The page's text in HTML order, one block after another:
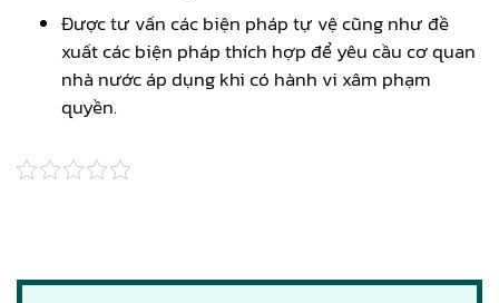
Được tư vấn các biện pháp tự vệ cũng như đề
xuất các biện pháp thích hợp để yêu cầu cơ quan
nhà nước áp dụng khi có hành vi xâm phạm
quyền.